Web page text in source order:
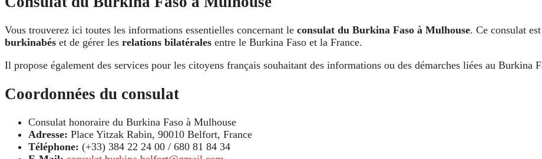
Vous trouverez ici toutes les informations essentielles concernant le consulat du Burkina Faso à Mulhouse. Ce consulat
burkinabés et de gérer les relations bilatérales entre le Burkina Faso et la France.
Il propose également des services pour les citoyens français souhaitant des informations ou des démarches liées au Burkina
Coordonnées du consulat
Consulat honoraire du Burkina Faso à Mulhouse
Adresse: Place Yitzak Rabin, 90010 Belfort, France
Téléphone: (+33) 384 22 24 00 / 680 81 84 34